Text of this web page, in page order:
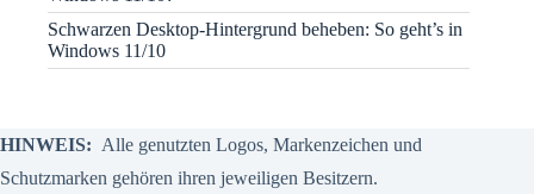
Schwarzen Desktop-Hintergrund beheben: So geht’s in
Windows 11/10
HINWEIS: Alle genutzten Logos, Markenzeichen und
Schutzmarken gehören ihren jeweiligen Besitzern.